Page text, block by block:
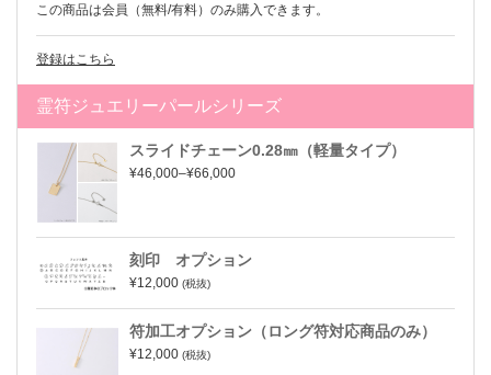
この商品は会員（無料/有料）のみ購入できます。
登録はこちら
霊符ジュエリーパールシリーズ
スライドチェーン0.28㎜（軽量タイプ）
¥46,000–¥66,000
刻印 オプション
¥12,000 (税抜)
符加工オプション（ロング符対応商品のみ）
¥12,000 (税抜)